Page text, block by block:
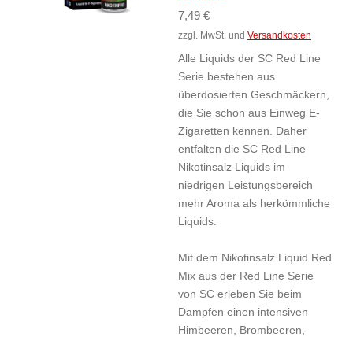
7,49 €
zzgl. MwSt. und Versandkosten
Alle Liquids der SC Red Line
Serie bestehen aus
überdosierten Geschmäckern,
die Sie schon aus Einweg E-
Zigaretten kennen. Daher
entfalten die SC Red Line
Nikotinsalz Liquids im
niedrigen Leistungsbereich
mehr Aroma als herkömmliche
Liquids.
Mit dem Nikotinsalz Liquid Red
Mix aus der Red Line Serie
von SC erleben Sie beim
Dampfen einen intensiven
Himbeeren, Brombeeren,